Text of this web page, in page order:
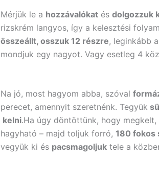
Mérjük le a hozzávalókat és dolgozzuk
rizskrém langyos, így a kelesztési
összeállt, osszuk 12 részre, leginkább
mondjuk egy nagyot. Vagy esetleg 4
Na jó, most hagyom abba, szóval
perecet, amennyit szeretnénk. Tegyük
kelni.Ha úgy döntöttünk, hogy megkelt,
hagyható – majd toljuk forró, 180 fokos
vegyük ki és pacsmagoljuk tele a